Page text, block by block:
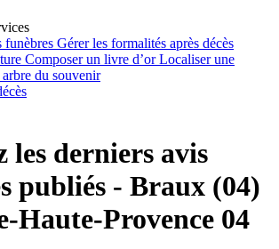
funèbres Gérer les formalités après décès
Composer un livre d’orLocaliser une
du souvenir
les derniers avis
publiés - Braux (04)
Haute-Provence 04